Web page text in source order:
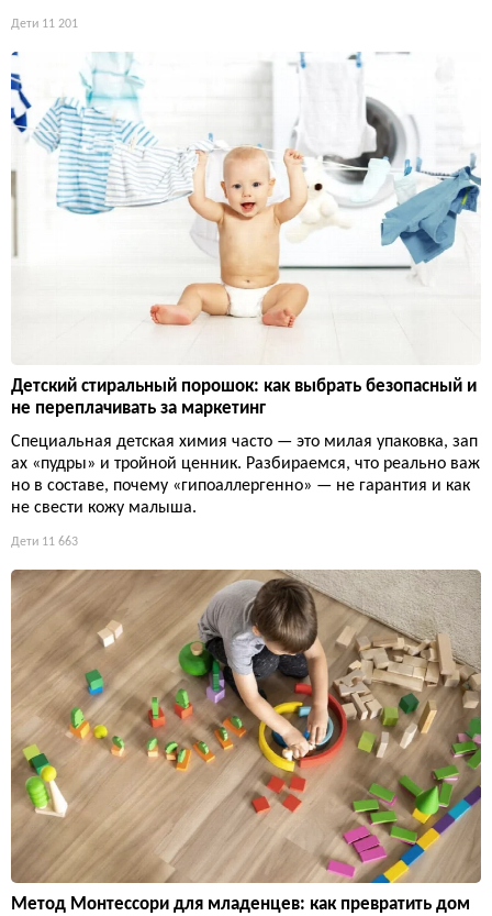
Дети 11 201
Детский стиральный порошок: как выбрать безопасный и
не переплачивать за маркетинг
Специальная детская химия часто — это милая упаковка, зап
ах «пудры» и тройной ценник. Разбираемся, что реально важ
но в составе, почему «гипоаллергенно» — не гарантия и как
не свести кожу малыша.
Дети 11 663
Метод Монтессори для младенцев: как превратить дом